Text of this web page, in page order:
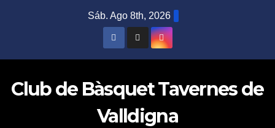
Sáb. Ago 8th, 2026
Club de Bàsquet Tavernes de
Valldigna